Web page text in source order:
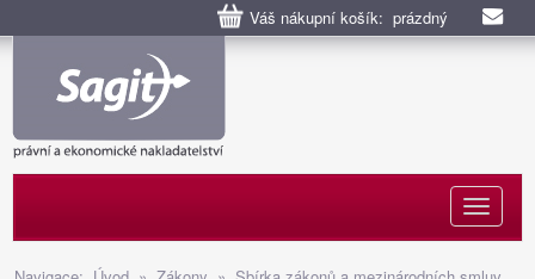
Váš nákupní košík: prázdný